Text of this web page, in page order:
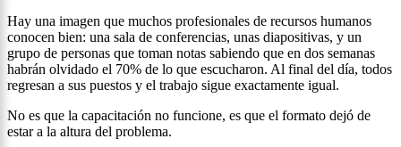
Hay una imagen que muchos profesionales de recursos humanos
conocen bien: una sala de conferencias, unas diapositivas, y un
grupo de personas que toman notas sabiendo que en dos semanas
habrán olvidado el 70% de lo que escucharon. Al final del día, todos
regresan a sus puestos y el trabajo sigue exactamente igual.
No es que la capacitación no funcione, es que el formato dejó de
estar a la altura del problema.